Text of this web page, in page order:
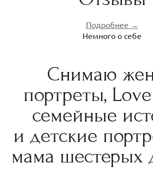
Подробнее →
Немного о себе
Снимаю
портреты,
семейные
и детские
мама шестерых